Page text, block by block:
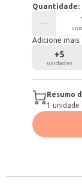
Quantidade:
Adicione mais:
+5
unidades
Resumo
1 unidade